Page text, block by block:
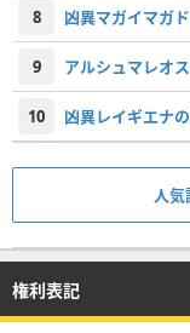
8 凶異マガイマガ
9 アルシュマレオ
10 凶異レイギエナ
人気
権利表記